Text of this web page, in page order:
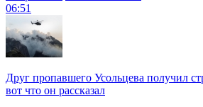
06:51
Друг пропавшего Усольцева получил
вот что он рассказал